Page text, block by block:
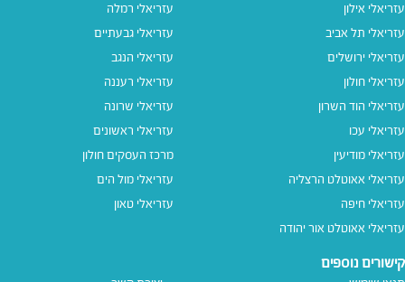
עזריאלי אילון
עזריאלי תל אביב
עזריאלי ירושלים
עזריאלי חולון
עזריאלי הוד השרון
עזריאלי עכו
עזריאלי מודיעין
עזריאלי אאוטלט הרצליה
עזריאלי חיפה
עזריאלי אאוטלט אור יהודה
עזריאלי רמלה
עזריאלי גבעתיים
עזריאלי הנגב
עזריאלי רעננה
עזריאלי שרונה
עזריאלי ראשונים
מרכז העסקים חולון
עזריאלי מול הים
עזריאלי טאון
קישורים נוספים